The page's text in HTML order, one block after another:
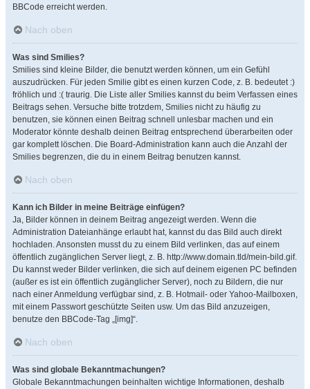
BBCode erreicht werden.
Nach oben
Was sind Smilies?
Smilies sind kleine Bilder, die benutzt werden können, um ein Gefühl
auszudrücken. Für jeden Smilie gibt es einen kurzen Code, z. B. bedeutet :)
fröhlich und :( traurig. Die Liste aller Smilies kannst du beim Verfassen eines
Beitrags sehen. Versuche bitte trotzdem, Smilies nicht zu häufig zu
benutzen, sie können einen Beitrag schnell unlesbar machen und ein
Moderator könnte deshalb deinen Beitrag entsprechend überarbeiten oder
gar komplett löschen. Die Board-Administration kann auch die Anzahl der
Smilies begrenzen, die du in einem Beitrag benutzen kannst.
Nach oben
Kann ich Bilder in meine Beiträge einfügen?
Ja, Bilder können in deinem Beitrag angezeigt werden. Wenn die
Administration Dateianhänge erlaubt hat, kannst du das Bild auch direkt
hochladen. Ansonsten musst du zu einem Bild verlinken, das auf einem
öffentlich zugänglichen Server liegt, z. B. http://www.domain.tld/mein-bild.gif.
Du kannst weder Bilder verlinken, die sich auf deinem eigenen PC befinden
(außer es ist ein öffentlich zugänglicher Server), noch zu Bildern, die nur
nach einer Anmeldung verfügbar sind, z. B. Hotmail- oder Yahoo-Mailboxen,
mit einem Passwort geschützte Seiten usw. Um das Bild anzuzeigen,
benutze den BBCode-Tag „[img]“.
Nach oben
Was sind globale Bekanntmachungen?
Globale Bekanntmachungen beinhalten wichtige Informationen, deshalb